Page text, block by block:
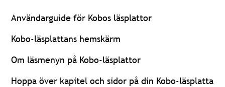
Användarguide för Kobos läsplattor
Kobo-läsplattans hemskärm
Om läsmenyn på Kobo-läsplattor
Hoppa över kapitel och sidor på din Kobo-läsplatta